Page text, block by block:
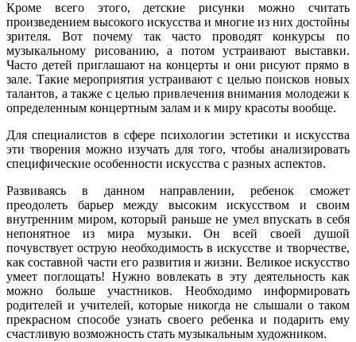
Кроме всего этого, детские рисунки можно считать
произведением высокого искусства и многие из них достойны
зрителя. Вот почему так часто проводят конкурсы по
музыкальному рисованию, а потом устраивают выставки.
Часто детей приглашают на концерты и они рисуют прямо в
зале. Такие мероприятия устраивают с целью поисков новых
талантов, а также с целью привлечения внимания молодежи к
определенным концертным залам и к миру красоты вообще.
Для специалистов в сфере психологии эстетики и искусства
эти творения можно изучать для того, чтобы анализировать
специфические особенности искусства с разных аспектов.
Развиваясь в данном направлении, ребенок сможет
преодолеть барьер между высоким искусством и своим
внутренним миром, который раньше не умел впускать в себя
непонятное из мира музыки. Он всей своей душой
почувствует острую необходимость в искусстве и творчестве,
как составной части его развития и жизни. Великое искусство
умеет поглощать! Нужно вовлекать в эту деятельность как
можно больше участников. Необходимо информировать
родителей и учителей, которые никогда не слышали о таком
прекрасном способе узнать своего ребенка и подарить ему
счастливую возможность стать музыкальным художником.